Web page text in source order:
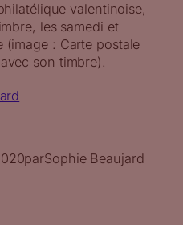
valentinoise,
les samedi et
: Carte postale
son timbre).
parSophie Beaujard